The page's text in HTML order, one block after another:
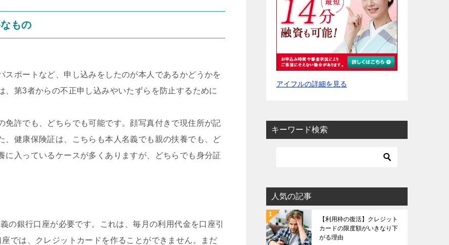
もの
ポートなど、申し込みをしたのが本人であるかどうかを
第3者からの不正申し込みやいたずらを防止するために
許でも、どちらでも可能です。顔写真付きで現住所が記
、健康保険証は、こちらも本人名義でも親の扶養でも、ど
に入っているケースが多くありますが、どちらでも身分証
の銀行口座が必要です。これは、毎月の利用代金を口座引
では、クレジットカードを作ることができません。まだ
アイフルの詳細を見る
キーワード検索
人気の記事
【利用枠の復活】クレジット
カードの限度額がいきなり下
がる理由